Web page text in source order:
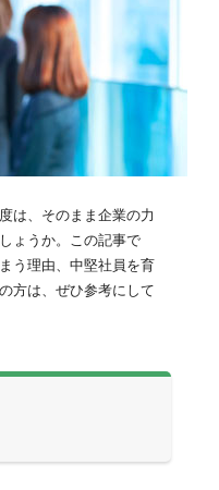
は、そのまま企業の力
ょうか。この記事で
う理由、中堅社員を育
方は、ぜひ参考にして